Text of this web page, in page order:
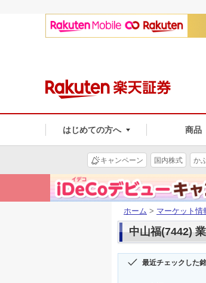
はじめての方へ 商品
キャンペーン 国内株式 か
ホーム > マーケット情
中山福(7442)
最近チェックした